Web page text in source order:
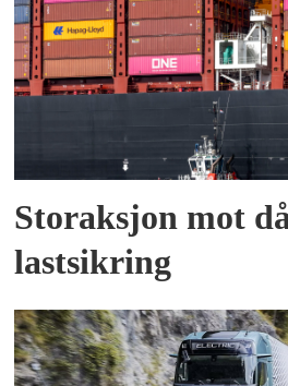
Storaksjon mot
lastsikring